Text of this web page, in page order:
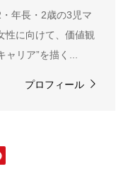
年長・2歳の3児マ
性に向けて、価値観
リア”を描く...
プロフィール